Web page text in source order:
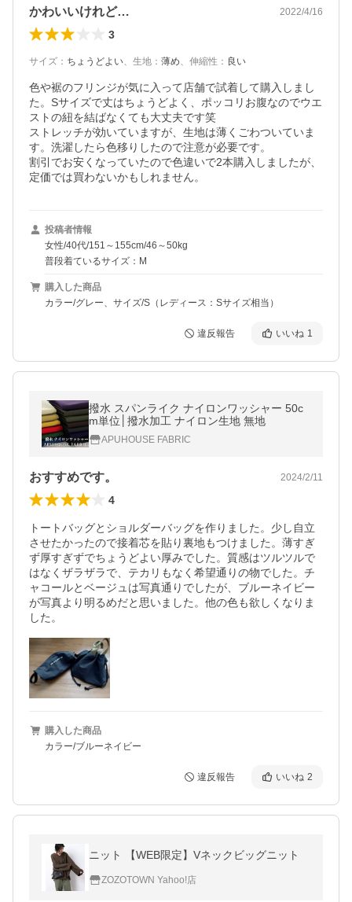
かわいいけれど… 2022/4/16
3
サイズ ： ちょうどよい、 生地 ： 薄め、 伸縮性 ： 良い
色や裾のフリンジが気に入って店舗で試着して購入しまし
た。Sサイズで丈はちょうどよく、ポッコリお腹なのでウエ
ストの紐を結ばなくても大丈夫です笑
ストレッチが効いていますが、生地は薄くごわついていま
す。洗濯したら色移りしたので注意が必要です。
割引でお安くなっていたので色違いで2本購入しましたが、
定価では買わないかもしれません。
投稿者情報
女性/40代/151～155cm/46～50kg
普段着ているサイズ：M
購入した商品
カラー/グレー、サイズ/S（レディース：Sサイズ相当）
違反報告 いいね 1
撥水 スパンライク ナイロンワッシャー 50c
m単位│撥水加工 ナイロン生地 無地
APUHOUSE FABRIC
おすすめです。 2024/2/11
4
トートバッグとショルダーバッグを作りました。少し自立
させたかったので接着芯を貼り裏地もつけました。薄すぎ
ず厚すぎずでちょうどよい厚みでした。質感はツルツルで
はなくザラザラで、テカリもなく希望通りの物でした。チ
ャコールとベージュは写真通りでしたが、ブルーネイビー
が写真より明るめだと思いました。他の色も欲しくなりま
した。
購入した商品
カラー/ブルーネイビー
違反報告 いいね 2
ニット 【WEB限定】Vネックビッグニット
ZOZOTOWN Yahoo!店